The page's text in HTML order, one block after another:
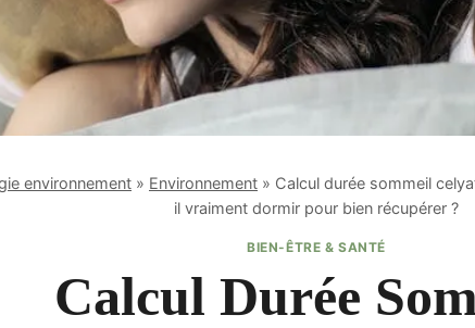
environnement » Environnement » Calcul durée sommeil
il vraiment dormir pour bien récupérer ?
BIEN-ÊTRE & SANTÉ
Calcul Durée